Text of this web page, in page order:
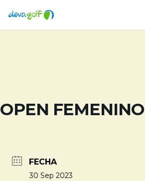
OPEN FEMENINO
FECHA
30 Sep 2023